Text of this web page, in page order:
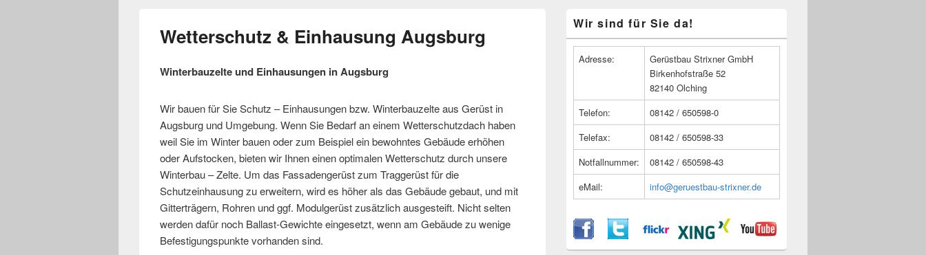
Wetterschutz & Einhausung Augsburg
Winterbauzelte und Einhausungen in Augsburg
Wir bauen für Sie Schutz – Einhausungen bzw. Winterbauzelte aus Gerüst in
Augsburg und Umgebung. Wenn Sie Bedarf an einem Wetterschutzdach haben
weil Sie im Winter bauen oder zum Beispiel ein bewohntes Gebäude erhöhen
oder Aufstocken, bieten wir Ihnen einen optimalen Wetterschutz durch unsere
Winterbau – Zelte. Um das Fassadengerüst zum Traggerüst für die
Schutzeinhausung zu erweitern, wird es höher als das Gebäude gebaut, und mit
Gitterträgern, Rohren und ggf. Modulgerüst zusätzlich ausgesteift. Nicht selten
werden dafür noch Ballast-Gewichte eingesetzt, wenn am Gebäude zu wenige
Befestigungspunkte vorhanden sind.
Seitenleisten
Widget-
Wir sind für Sie da!
Adresse:
Gerüstbau Strixner GmbH
Birkenhofstraße 52
82140 Olching
Telefon:
08142 / 650598-0
Telefax:
08142 / 650598-33
Notfallnummer:
08142 / 650598-43
eMail:
info@geruestbau-strixner.de